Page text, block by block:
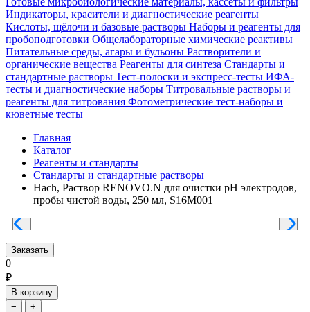
Индикаторы, красители и диагностические реагенты
Кислоты, щёлочи и базовые растворы Наборы и реагенты для
пробоподготовки Общелабораторные химические реактивы
Питательные среды, агары и бульоны Растворители и
органические вещества Реагенты для синтеза Стандарты и
стандартные растворы Тест-полоски и экспресс-тесты ИФА-
тесты и диагностические наборы Титровальные растворы и
реагенты для титрования Фотометрические тест-наборы и
кюветные тесты
Главная
Каталог
Реагенты и стандарты
Стандарты и стандартные растворы
Hach, Раствор RENOVO.N для очистки pH электродов,
пробы чистой воды, 250 мл, S16M001
Заказать
0
₽
В корзину
−
+